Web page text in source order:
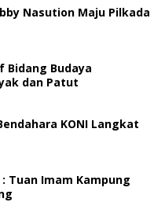
Nasution Maju Pilkada
Bidang Budaya
dan Patut
KONI Langkat
Tuan Imam Kampung